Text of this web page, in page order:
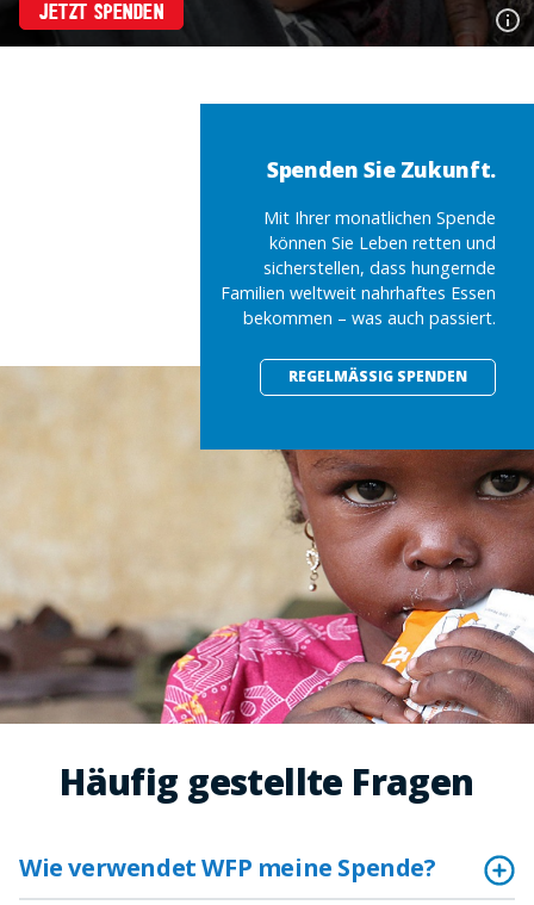
JETZT SPENDEN
Spenden Sie Zukunft.
Mit Ihrer monatlichen Spende
können Sie Leben retten und
sicherstellen, dass hungernde
Familien weltweit nahrhaftes Essen
bekommen – was auch passiert.
REGELMÄSSIG SPENDEN
Häufig gestellte Fragen
Wie verwendet WFP meine Spende?